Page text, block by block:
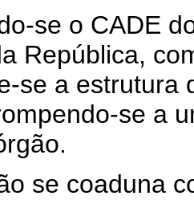
o CADE do
República,
se a estrutura
se a
coaduna